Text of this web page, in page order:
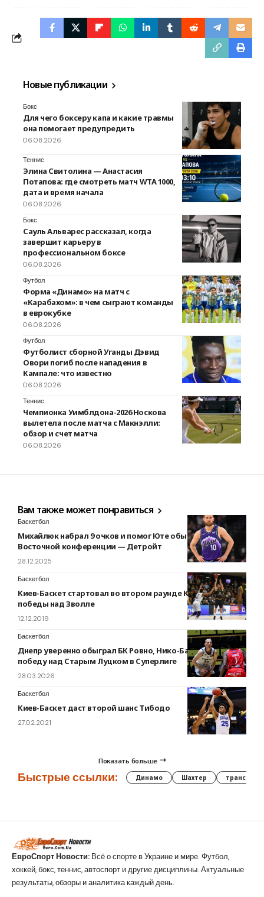
Новые публикации
Бокс
Для чего боксеру капа и какие травмы
она помогает предупредить
06.08.2026
Теннис
Элина Свитолина — Анастасия
Потапова: где смотреть матч WTA 1000,
дата и время начала
06.08.2026
Бокс
Сауль Альварес рассказал, когда
завершит карьеру в
профессиональном боксе
06.08.2026
Футбол
Форма «Динамо» на матч с
«Карабахом»: в чем сыграют команды
в еврокубке
06.08.2026
Футбол
Футболист сборной Уганды Дэвид
Овори погиб после нападения в
Кампале: что известно
06.08.2026
Теннис
Чемпионка Уимблдона-2026 Носкова
вылетела после матча с Макнэлли:
обзор и счет матча
06.08.2026
Вам также может понравиться
Баскетбол
Михайлюк набрал 9 очков и помог Юте обыграть лидера
Восточной конференции — Детройт
28.12.2025
Баскетбол
Киев-Баскет стартовал во втором раунде Кубка Европы с
победы над Зволле
12.12.2019
Баскетбол
Днепр уверенно обыграл БК Ровно, Нико-Баскет одержал
победу над Старым Луцком в Суперлиге
28.03.2026
Баскетбол
Киев-Баскет даст второй шанс Тибодо
27.02.2021
Показать больше
Быстрые ссылки: Динамо Шахтер трансферы
ЕвроСпорт Новости: Всё о спорте в Украине и мире. Футбол,
хоккей, бокс, теннис, автоспорт и другие дисциплины. Актуальные
результаты, обзоры и аналитика каждый день.